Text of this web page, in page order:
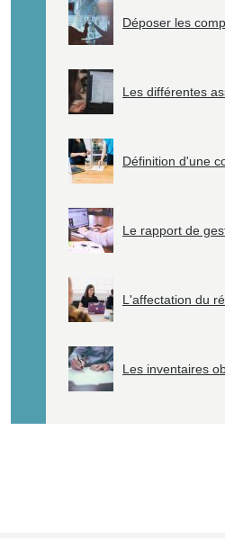
Déposer les
Les différentes
Définition d'une
Le rapport de
L'affectation du
Les inventaires